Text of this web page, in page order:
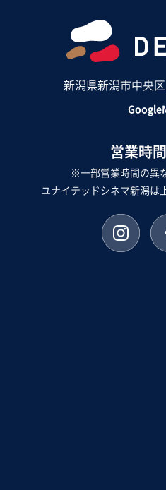
新潟県新潟市中央
営業時間
※一部営業時間の異
ユナイテッドシネマ新潟は